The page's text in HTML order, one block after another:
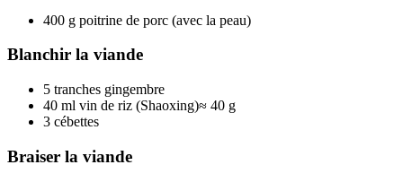
400 g poitrine de porc (avec la peau)
Blanchir la viande
5 tranches gingembre
40 ml vin de riz (Shaoxing)≈ 40 g
3 cébettes
Braiser la viande